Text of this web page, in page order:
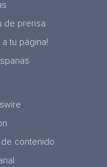
de prensa
tu página!
contenido